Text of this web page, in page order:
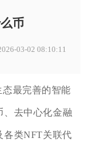
币
03-02 08:10:11
最完善的智能
、去中心化金融
各类NFT关联代